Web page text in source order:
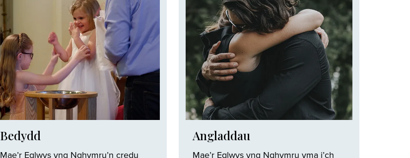
Bedydd
Mae’r Eglwys yng Nghymru’n credu
Angladdau
Mae’r Eglwys yng Nghymru yma i’ch